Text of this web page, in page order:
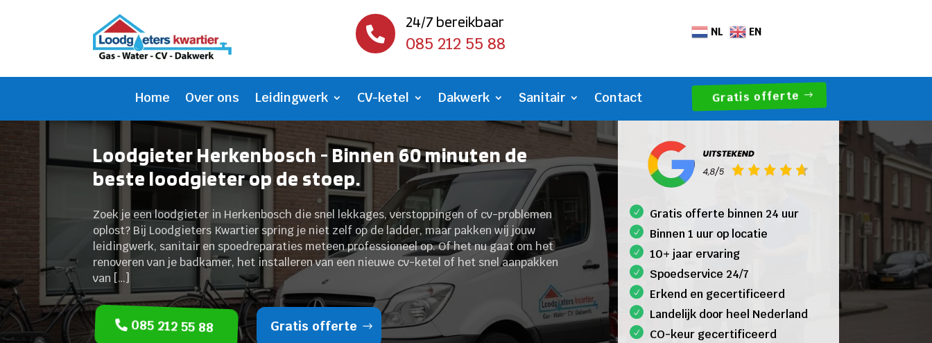

24/7 bereikbaar
085 212 55 88
NL EN
Home Over ons Leidingwerk CV-ketel Dakwerk Sanitair Contact Gratis offerte
Loodgieter Herkenbosch - Binnen 60 minuten de
beste loodgieter op de stoep.
Zoek je een loodgieter in Herkenbosch die snel lekkages, verstoppingen of cv-problemen
oplost? Bij Loodgieters Kwartier spring je niet zelf op de ladder, maar pakken wij jouw
leidingwerk, sanitair en spoedreparaties meteen professioneel op. Of het nu gaat om het
renoveren van je badkamer, het installeren van een nieuwe cv-ketel of het snel aanpakken
van […]
085 212 55 88 Gratis offerte
Gratis offerte binnen 24 uur
Binnen 1 uur op locatie
10+ jaar ervaring
Spoedservice 24/7
Erkend en gecertificeerd
Landelijk door heel Nederland
CO-keur gecertificeerd